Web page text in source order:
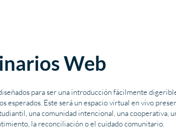
Web
para ser una introducción fácilmente
Este será un espacio virtual en vivo
una comunidad intencional, una cooperativa,
la reconciliación o el cuidado comunitario.